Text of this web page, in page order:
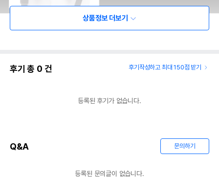
상품정보 더보기
후기 총 0 건 후기작성하고 최대 150점 받기
등록된 후기가 없습니다.
Q&A 문의하기
등록된 문의글이 없습니다.